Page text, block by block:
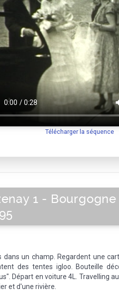
Télécharger la séquence
1 -
dans un champ. Regardent une
des tentes igloo. Bouteille
Départ en voiture 4L. Travelling
et d'une rivière.